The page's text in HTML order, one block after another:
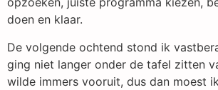
doen en klaar.
De volgende ochtend stond ik
ging niet langer onder de tafel zitten
wilde immers vooruit, dus dan moest